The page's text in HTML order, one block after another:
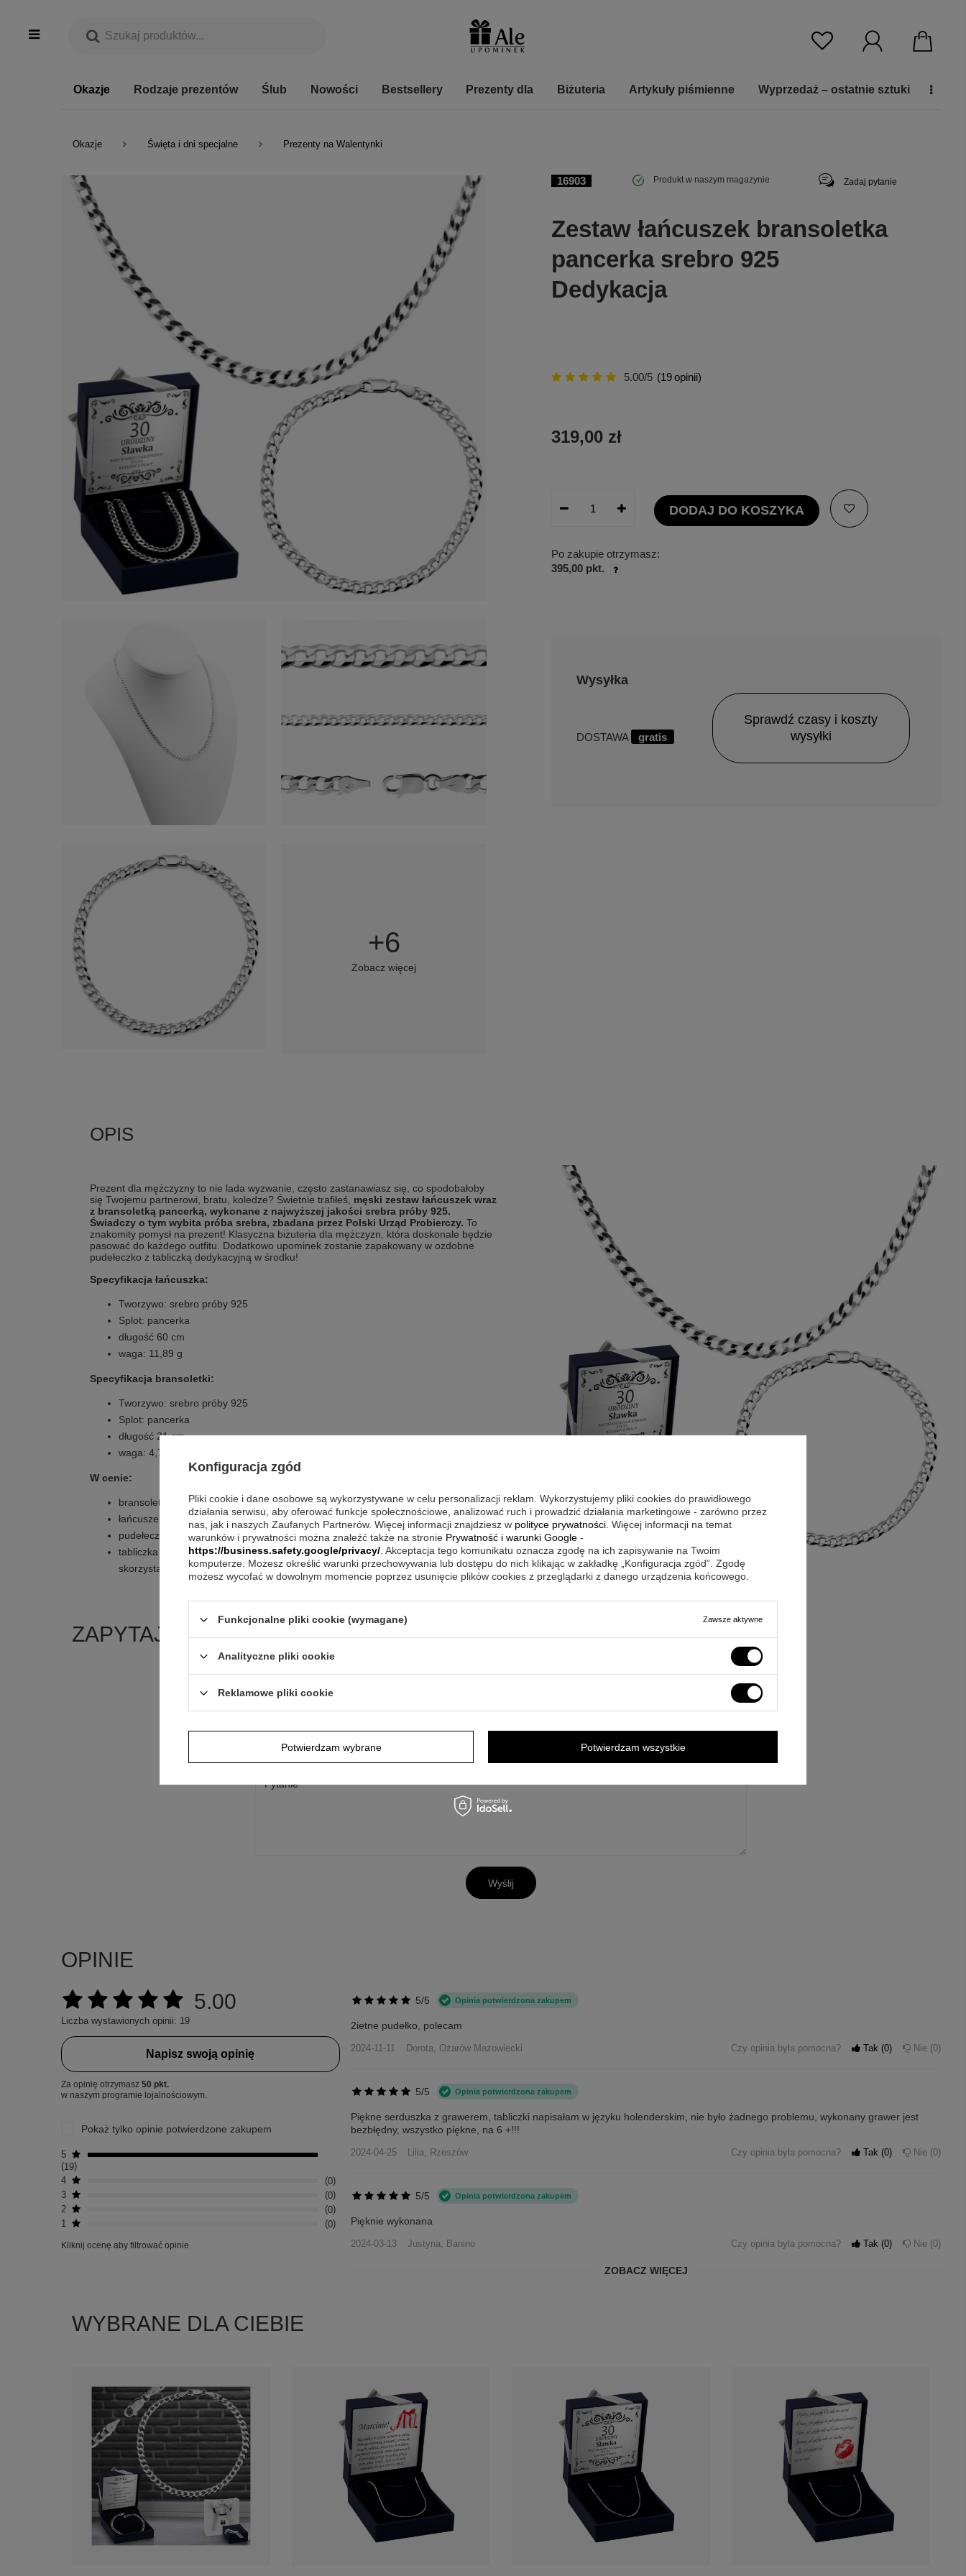
Okazje Rodzaje prezentów Ślub Nowości Bestsellery Prezenty dla Biżuteria Artykuły piśmienne Wyprzedaż – ostatnie sztuki
Okazje Święta i dni specjalne Prezenty na Walentynki
+6
Zobacz więcej
16903 Produkt w naszym magazynie Zadaj pytanie
Zestaw łańcuszek bransoletka
pancerka srebro 925
Dedykacja
5.00/5 (19opinii)
319,00 zł
DODAJ DO KOSZYKA
Po zakupie otrzymasz:
395,00 pkt.
Wysyłka
DOSTAWA gratis
Sprawdź czasy i koszty
wysyłki
Prezent dla mężczyzny to nie lada wyzwanie, często zastanawiasz się, co spodobałoby
się Twojemu partnerowi, bratu, koledze? Świetnie trafiłeś, męski zestaw łańcuszek wraz
z bransoletką pancerką, wykonane z najwyższej jakości srebra próby 925.
Świadczy o tym wybita próba srebra, zbadana przez Polski Urząd Probierczy. To
znakomity pomysł na prezent! Klasyczna biżuteria dla mężczyzn, która doskonale będzie
pasować do każdego outfitu. Dodatkowo upominek zostanie zapakowany w ozdobne
pudełeczko z tabliczką dedykacyjną w środku!
Specyfikacja łańcuszka:
Tworzywo: srebro próby 925
Splot: pancerka
długość 60 cm
waga: 11,89 g
Specyfikacja bransoletki:
Tworzywo: srebro próby 925
Splot: pancerka
długość 21 cm
waga: 4,71 g
W cenie:
bransoletka
łańcuszek pancerka
pudełeczko prezentowe w kolorze granatowym
tabliczka dedykacyjna z Twoim zdjęciem, tekstem bądź grafiką (można także
skorzystać z naszych projektów)
ZAPYTAJ O PRODUKT
Jeżeli powyższy opis jest dla Ciebie niewystarczający, prześlij nam swoje pytanie odnośnie tego produktu.
polityką prywatności
Pytanie
Wyślij
OPINIE
5.00
Liczba wystawionych opinii: 19
Napisz swoją opinię
Za opinię otrzymasz 50 pkt.
w naszym programie lojalnościowym.
Pokaż tylko opinie potwierdzone zakupem
5
19
4
0
3
0
2
0
1
0
Kliknij ocenę aby filtrować opinie
5/5 Opinia potwierdzona zakupem
2ietne pudełko, polecam
2024-11-11 Dorota, Ożarów Mazowiecki Czy opinia była pomocna? Tak 0 Nie 0
5/5 Opinia potwierdzona zakupem
Piękne serduszka z grawerem, tabliczki napisałam w języku holenderskim, nie było żadnego problemu, wykonany grawer jest
bezbłędny, wszystko piękne, na 6 +!!!
2024-04-25 Lilia, Rzeszów Czy opinia była pomocna? Tak 0 Nie 0
5/5 Opinia potwierdzona zakupem
Pięknie wykonana
2024-03-13 Justyna, Banino Czy opinia była pomocna? Tak 0 Nie 0
ZOBACZ WIĘCEJ
WYBRANE DLA CIEBIE
Konfiguracja zgód
Pliki cookie i dane osobowe są wykorzystywane w celu personalizacji reklam. Wykorzystujemy pliki cookies do prawidłowego
działania serwisu, aby oferować funkcje społecznościowe, analizować ruch i prowadzić działania marketingowe - zarówno przez
nas, jak i naszych Zaufanych Partnerów. Więcej informacji znajdziesz w polityce prywatności . Więcej informacji na temat
warunków i prywatności można znaleźć także na stronie Prywatność i warunki Google -
https://business.safety.google/privacy/ . Akceptacja tego komunikatu oznacza zgodę na ich zapisywanie na Twoim
komputerze. Możesz określić warunki przechowywania lub dostępu do nich klikając w zakładkę „Konfiguracja zgód”. Zgodę
możesz wycofać w dowolnym momencie poprzez usunięcie plików cookies z przeglądarki z danego urządzenia końcowego.
Funkcjonalne pliki cookie (wymagane) Zawsze aktywne
Analityczne pliki cookie
Reklamowe pliki cookie
Potwierdzam wybrane Potwierdzam wszystkie